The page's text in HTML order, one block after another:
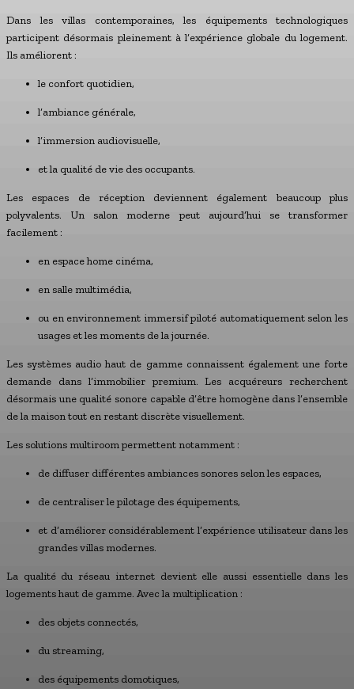
Dans les villas contemporaines, les équipements technologiques
participent désormais pleinement à l’expérience globale du logement.
Ils améliorent :
le confort quotidien,
l’ambiance générale,
l’immersion audiovisuelle,
et la qualité de vie des occupants.
Les espaces de réception deviennent également beaucoup plus
polyvalents. Un salon moderne peut aujourd’hui se transformer
facilement :
en espace home cinéma,
en salle multimédia,
ou en environnement immersif piloté automatiquement selon les
usages et les moments de la journée.
Les systèmes audio haut de gamme connaissent également une forte
demande dans l’immobilier premium. Les acquéreurs recherchent
désormais une qualité sonore capable d’être homogène dans l’ensemble
de la maison tout en restant discrète visuellement.
Les solutions multiroom permettent notamment :
de diffuser différentes ambiances sonores selon les espaces,
de centraliser le pilotage des équipements,
et d’améliorer considérablement l’expérience utilisateur dans les
grandes villas modernes.
La qualité du réseau internet devient elle aussi essentielle dans les
logements haut de gamme. Avec la multiplication :
des objets connectés,
du streaming,
des équipements domotiques,